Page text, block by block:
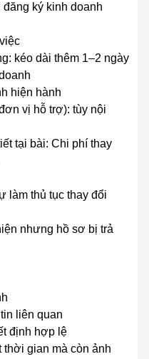
ký kinh doanh
kéo dài thêm 1–2 ngày
hiện hành
vị hỗ trợ): tùy nội
tại bài: Chi phí thay
làm thủ tục thay đổi
nhưng hồ sơ bị trả
liên quan
định hợp lệ
thời gian mà còn ảnh